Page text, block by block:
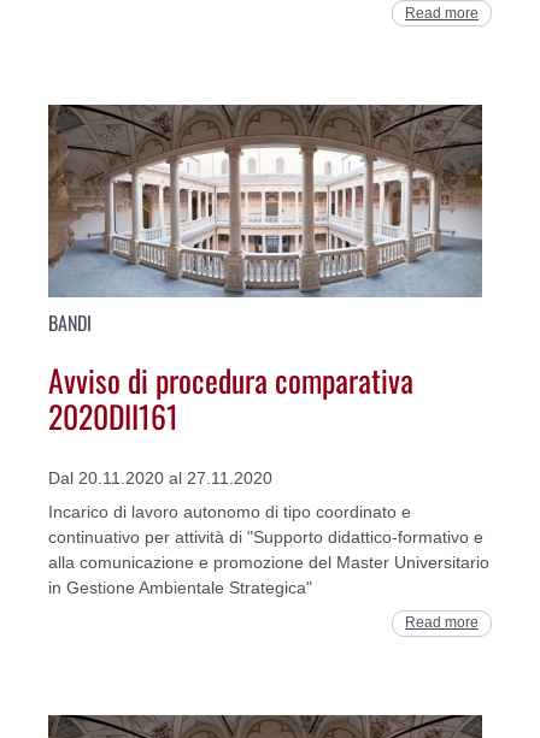
Read more
BANDI
Avviso di procedura comparativa
2020DII161
Dal 20.11.2020 al 27.11.2020
Incarico di lavoro autonomo di tipo coordinato e
continuativo per attività di "Supporto didattico-formativo e
alla comunicazione e promozione del Master Universitario
in Gestione Ambientale Strategica"
Read more